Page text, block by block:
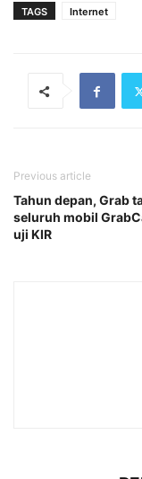
TAGS Internet
Previous article
Tahun depan, Grab
seluruh mobil
uji KIR